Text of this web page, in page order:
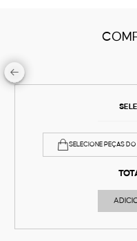
SELECIONE PEÇAS